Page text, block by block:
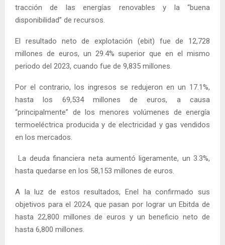
tracción de las energías renovables y la “buena
disponibilidad” de recursos.
El resultado neto de explotación (ebit) fue de 12,728
millones de euros, un 29.4% superior que en el mismo
periodo del 2023, cuando fue de 9,835 millones.
Por el contrario, los ingresos se redujeron en un 17.1%,
hasta los 69,534 millones de euros, a causa
“principalmente” de los menores volúmenes de energía
termoeléctrica producida y de electricidad y gas vendidos
en los mercados.
La deuda financiera neta aumentó ligeramente, un 3.3%,
hasta quedarse en los 58,153 millones de euros.
A la luz de estos resultados, Enel ha confirmado sus
objetivos para el 2024, que pasan por lograr un Ebitda de
hasta 22,800 millones de euros y un beneficio neto de
hasta 6,800 millones.